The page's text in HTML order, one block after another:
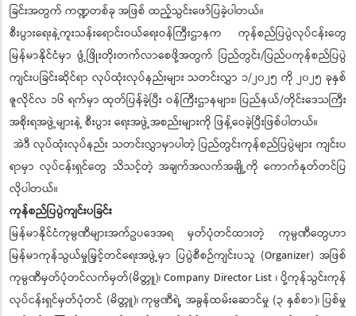
ခြင်းအတွက် ကဏ္ဍတစ်ခု အဖြစ် ထည့်သွင်းဖော်ပြခဲ့ပါတယ်။
စီးပွားရေးနဲ့ကူးသန်းရောင်းဝယ်ရေးဝန်ကြီးဌာနက ကုန်စည်ပြပွဲလုပ်ငန်းတွေ
မြန်မာနိုင်ငံမှာ ဖွံ့ဖြိုးတိုးတက်လာစေဖို့အတွက် ပြည်တွင်း/ပြည်ပကုန်စည်ပြပွဲ
ကျင်းပခြင်းဆိုင်ရာ လုပ်ထုံးလုပ်နည်းများ သတင်းလွှာ ၁/၂၀၂၅ ကို ၂၀၂၅ ခုနှစ်
ဇူလိုင်လ ၁၆ ရက်မှာ ထုတ်ပြန်ခဲ့ပြီး ဝန်ကြီးဌာနများ၊ ပြည်နယ်/တိုင်းဒေသကြီး
အစိုးရအဖွဲ့များနဲ့ စီးပွား ရေးအဖွဲ့အစည်းများကို ဖြန့်ဝေခဲ့ပြီးဖြစ်ပါတယ်။
အဲဒီ လုပ်ထုံးလုပ်နည်း သတင်းလွှာမှာပါတဲ့ ပြည်တွင်းကုန်စည်ပြပွဲများ ကျင်းပ
ရာမှာ လုပ်ငန်းရှင်တွေ သိသင့်တဲ့ အချက်အလက်အချို့ကို ကောက်နုတ်တင်ပြ
လိုပါတယ်။
ကုန်စည်ပြပွဲကျင်းပခြင်း
မြန်မာနိုင်ငံကုမ္ပဏီများအက်ဥပဒေအရ မှတ်ပုံတင်ထားတဲ့ ကုမ္ပဏီတွေဟာ
မြန်မာကုန်သွယ်မှုမြှင့်တင်ရေးအဖွဲ့မှာ ပြပွဲစီစဉ်ကျင်းပသူ (Organizer) အဖြစ်
ကုမ္ပဏီမှတ်ပုံတင်လက်မှတ်(မိတ္တူ)၊ Company Director List ၊ ပို့ကုန်သွင်းကုန်
လုပ်ငန်းရှင်မှတ်ပုံတင် (မိတ္တူ)၊ ကုမ္ပဏီရဲ့ အခွန်ထမ်းဆောင်မှု (၃ နှစ်စာ)၊ ပြစ်မှု